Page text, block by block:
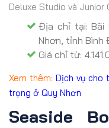
Deluxe Studio và Junior
Địa chỉ tại: Bãi
Nhơn, tỉnh Bình
Giá chỉ từ:
Xem thêm: Dịch vụ cho
trọng ở Quy Nhơn
Seaside